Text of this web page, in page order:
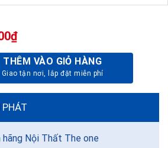
₫
TQ11-DA THẬT số lượng
THÊM VÀO GIỎ HÀNG
hãng Nội Thất The one